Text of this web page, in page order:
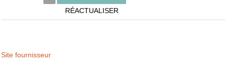
RÉACTUALISER
Site fournisseur